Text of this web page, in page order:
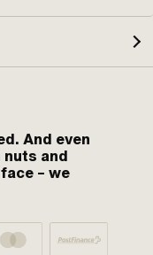
And even
and
– we